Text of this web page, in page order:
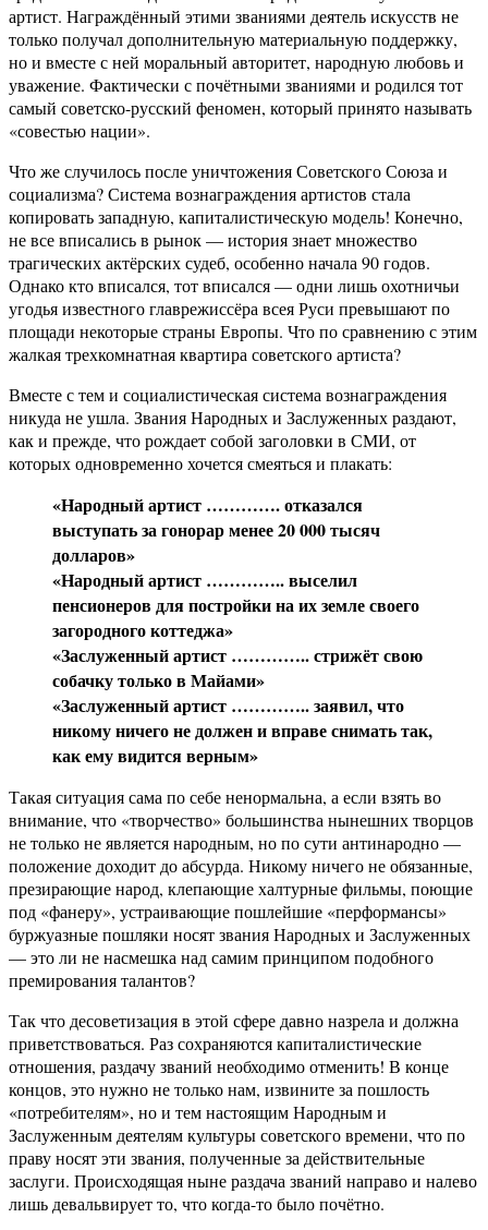
артист. Награждённый этими званиями деятель искусств не
только получал дополнительную материальную поддержку,
но и вместе с ней моральный авторитет, народную любовь и
уважение. Фактически с почётными званиями и родился тот
самый советско-русский феномен, который принято называть
«совестью нации».
Что же случилось после уничтожения Советского Союза и
социализма? Система вознаграждения артистов стала
копировать западную, капиталистическую модель! Конечно,
не все вписались в рынок — история знает множество
трагических актёрских судеб, особенно начала 90 годов.
Однако кто вписался, тот вписался — одни лишь охотничьи
угодья известного главрежиссёра всея Руси превышают по
площади некоторые страны Европы. Что по сравнению с этим
жалкая трехкомнатная квартира советского артиста?
Вместе с тем и социалистическая система вознаграждения
никуда не ушла. Звания Народных и Заслуженных раздают,
как и прежде, что рождает собой заголовки в СМИ, от
которых одновременно хочется смеяться и плакать:
«Народный артист …………. отказался
выступать за гонорар менее 20 000 тысяч
долларов»
«Народный артист ………….. выселил
пенсионеров для постройки на их земле своего
загородного коттеджа»
«Заслуженный артист ………….. стрижёт свою
собачку только в Майами»
«Заслуженный артист ………….. заявил, что
никому ничего не должен и вправе снимать так,
как ему видится верным»
Такая ситуация сама по себе ненормальна, а если взять во
внимание, что «творчество» большинства нынешних творцов
не только не является народным, но по сути антинародно —
положение доходит до абсурда. Никому ничего не обязанные,
презирающие народ, клепающие халтурные фильмы, поющие
под «фанеру», устраивающие пошлейшие «перформансы»
буржуазные пошляки носят звания Народных и Заслуженных
— это ли не насмешка над самим принципом подобного
премирования талантов?
Так что десоветизация в этой сфере давно назрела и должна
приветствоваться. Раз сохраняются капиталистические
отношения, раздачу званий необходимо отменить! В конце
концов, это нужно не только нам, извините за пошлость
«потребителям», но и тем настоящим Народным и
Заслуженным деятелям культуры советского времени, что по
праву носят эти звания, полученные за действительные
заслуги. Происходящая ныне раздача званий направо и налево
лишь девальвирует то, что когда-то было почётно.